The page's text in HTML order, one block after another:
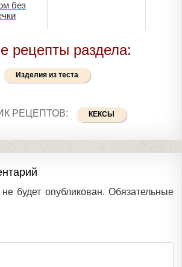
без
рецепты раздела:
Изделия из теста
РЕЦЕПТОВ: КЕКСЫ
будет опубликован. Обязательные